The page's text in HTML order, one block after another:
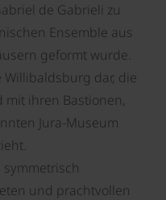
de Gabrieli zu
Ensemble aus
geformt wurde.
dar, die
ihren Bastionen,
Jura-Museum
und prachtvollen